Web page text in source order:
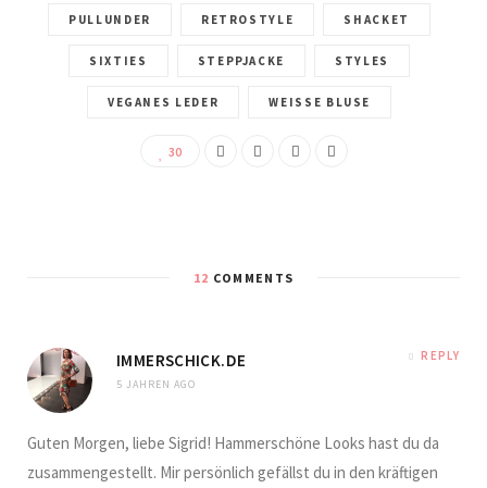
PULLUNDER RETROSTYLE SHACKET
SIXTIES STEPPJACKE STYLES
VEGANES LEDER WEISSE BLUSE
30
12 COMMENTS
IMMERSCHICK.DE
5 JAHREN AGO
REPLY
Guten Morgen, liebe Sigrid! Hammerschöne Looks hast du da
zusammengestellt. Mir persönlich gefällst du in den kräftigen